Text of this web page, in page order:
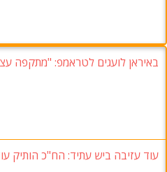
באיראן לועגים לטראמפ: "מתקפה
עוד עזיבה ביש עתיד: הח"כ הותיק